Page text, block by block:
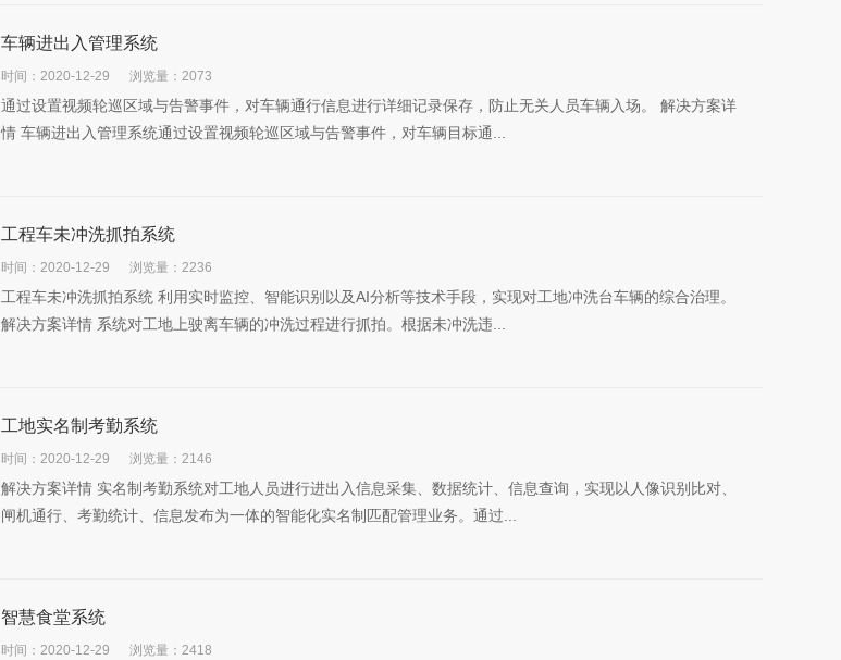
车辆进出入管理系统
时间：2020-12-29 浏览量：2073
通过设置视频轮巡区域与告警事件，对车辆通行信息进行详细记录保存，防止无关人员车辆入场。 解决方案详
情 车辆进出入管理系统通过设置视频轮巡区域与告警事件，对车辆目标通...
工程车未冲洗抓拍系统
时间：2020-12-29 浏览量：2236
工程车未冲洗抓拍系统 利用实时监控、智能识别以及AI分析等技术手段，实现对工地冲洗台车辆的综合治理。
解决方案详情 系统对工地上驶离车辆的冲洗过程进行抓拍。根据未冲洗违...
工地实名制考勤系统
时间：2020-12-29 浏览量：2146
解决方案详情 实名制考勤系统对工地人员进行进出入信息采集、数据统计、信息查询，实现以人像识别比对、
闸机通行、考勤统计、信息发布为一体的智能化实名制匹配管理业务。通过...
智慧食堂系统
时间：2020-12-29 浏览量：2418